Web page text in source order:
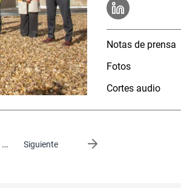
Notas de prensa
Fotos
Cortes audio
… Siguiente
Siguiente página